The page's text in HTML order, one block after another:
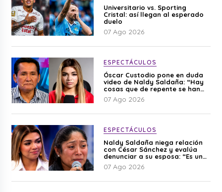
Universitario vs. Sporting
Cristal: así llegan al esperado
duelo
07 Ago 2026
ESPECTÁCULOS
Óscar Custodio pone en duda
video de Naldy Saldaña: “Hay
cosas que de repente se han
editado”
07 Ago 2026
ESPECTÁCULOS
Naldy Saldaña niega relación
con César Sánchez y evalúa
denunciar a su esposa: “Es una
difamación”
07 Ago 2026